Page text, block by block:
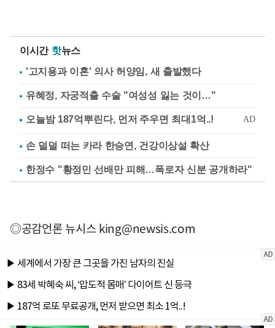
이시간 핫뉴스
'고지용과 이혼' 의사 허양임, 새 출발했다
유혜정, 자궁적출 수술 "여성성 잃는 것이…"
손 덜덜 떠는 카라 한승연, 건강이상설 확산
한정수 "황정민 선배만 피해…폭로자 신분 공개하라"
◎공감언론 뉴시스king@newsis.com